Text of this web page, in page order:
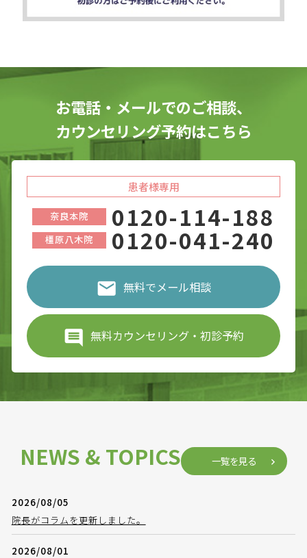
お電話・メールでのご相談、
カウンセリング予約はこちら
患者様専用
奈良本院 0120-114-188
橿原八木院 0120-041-240
無料でメール相談
無料カウンセリング・初診予約
NEWS & TOPICS 一覧を見る
2026/08/05
院長がコラムを更新しました。
2026/08/01